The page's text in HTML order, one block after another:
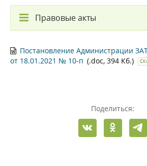
Правовые акты
Постановление Администрации
от 18.01.2021 № 10-п (.doc, 394 Кб.)
Поделиться: